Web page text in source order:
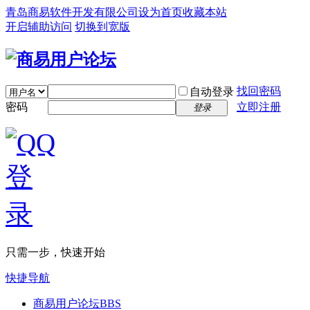
青岛商易软件开发有限公司 设为首页收藏本站
开启辅助访问 切换到宽版
自动登录 找回密码
密码
登录 立即注册
只需一步，快速开始
快捷导航
商易用户论坛BBS